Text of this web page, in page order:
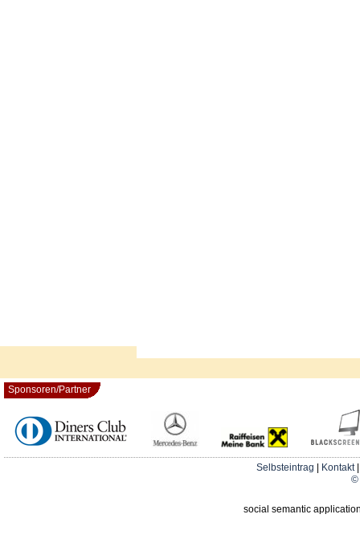
Sponsoren/Partner
Selbsteintrag Kontakt
©
social semantic